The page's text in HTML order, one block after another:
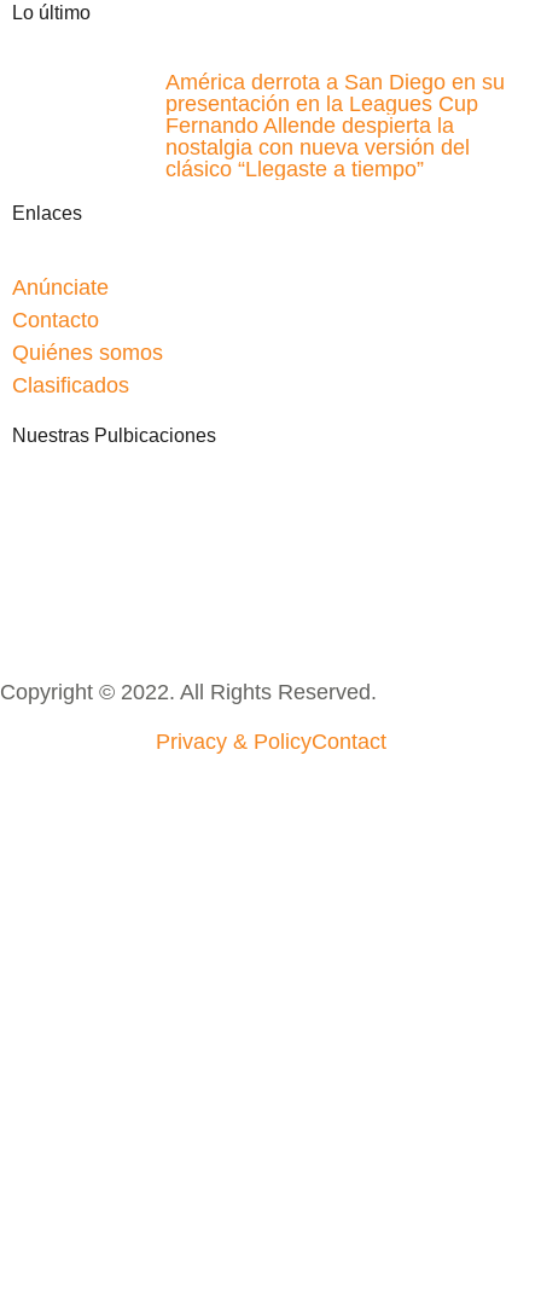
Lo último
América derrota a San Diego en su
presentación en la Leagues Cup
Fernando Allende despierta la
nostalgia con nueva versión del
clásico “Llegaste a tiempo”
Enlaces
Anúnciate
Contacto
Quiénes somos
Clasificados
Nuestras Pulbicaciones
Copyright © 2022. All Rights Reserved.
Privacy & PolicyContact